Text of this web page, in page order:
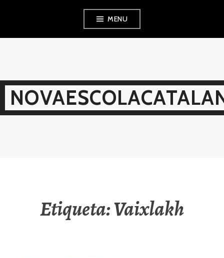
MENU
Etiqueta:Vaixlakh